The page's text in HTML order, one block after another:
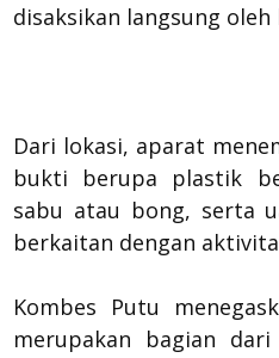
disaksikan langsung
Dari lokasi, aparat
bukti berupa plastik
sabu atau bong, serta
berkaitan dengan
Kombes Putu
merupakan bagian